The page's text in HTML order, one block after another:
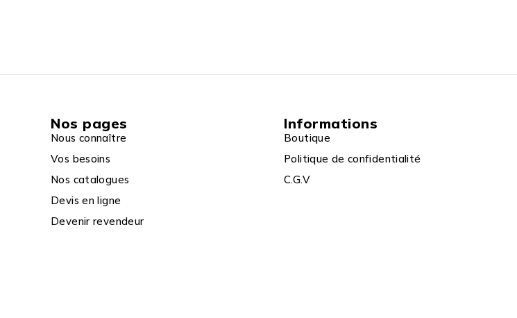
Nos pages
Nous connaître
Vos besoins
Nos catalogues
Devis en ligne
Devenir revendeur
Informations
Boutique
Politique de confidentialité
C.G.V